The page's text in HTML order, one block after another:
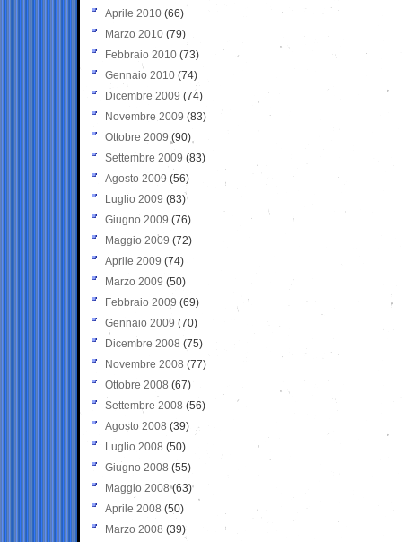
Aprile 2010 (66)
Marzo 2010 (79)
Febbraio 2010 (73)
Gennaio 2010 (74)
Dicembre 2009 (74)
Novembre 2009 (83)
Ottobre 2009 (90)
Settembre 2009 (83)
Agosto 2009 (56)
Luglio 2009 (83)
Giugno 2009 (76)
Maggio 2009 (72)
Aprile 2009 (74)
Marzo 2009 (50)
Febbraio 2009 (69)
Gennaio 2009 (70)
Dicembre 2008 (75)
Novembre 2008 (77)
Ottobre 2008 (67)
Settembre 2008 (56)
Agosto 2008 (39)
Luglio 2008 (50)
Giugno 2008 (55)
Maggio 2008(63)
Aprile 2008 (50)
Marzo 2008 (39)